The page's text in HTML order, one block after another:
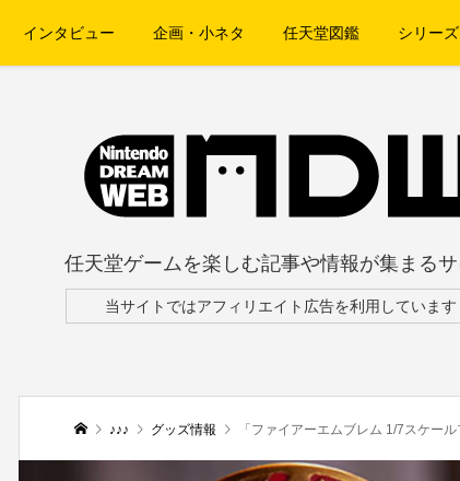
インタビュー 企画・小ネタ 任天堂図鑑 シリーズ
任天堂ゲームを楽しむ記事や情報が集まるサ
当サイトではアフィリエイト広告を利用しています
♪♪♪ グッズ情報 「ファイアーエムブレム 1/7スケー